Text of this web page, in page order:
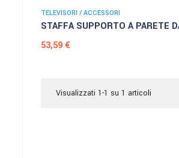
TELEVISORI / ACCESSORI
STAFFA SUPPORTO A PARETE
Prezzo
53,59 €
Visualizzati 1-1 su 1 articoli